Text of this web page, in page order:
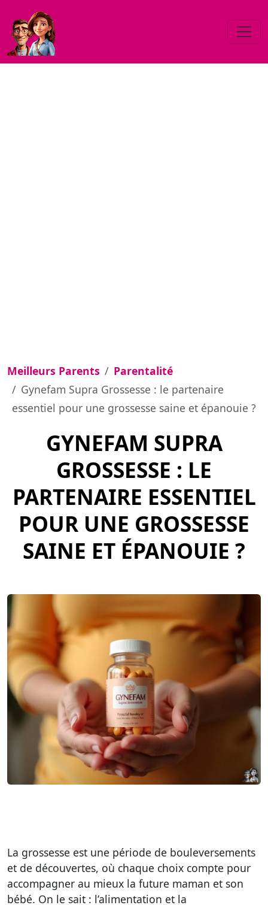
Meilleurs Parents
Parentalité
Gynefam Supra Grossesse : le partenaire
essentiel pour une grossesse saine et épanouie ?
GYNEFAM SUPRA
GROSSESSE : LE
PARTENAIRE ESSENTIEL
POUR UNE GROSSESSE
SAINE ET ÉPANOUIE ?
La grossesse est une période de bouleversements
et de découvertes, où chaque choix compte pour
accompagner au mieux la future maman et son
bébé. On le sait : l’alimentation et la